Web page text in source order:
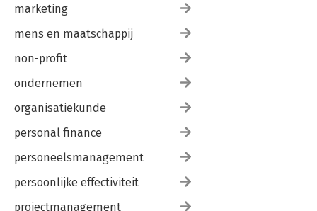
marketing
mens en maatschappij
non-profit
ondernemen
organisatiekunde
personal finance
personeelsmanagement
persoonlijke effectiviteit
projectmanagement